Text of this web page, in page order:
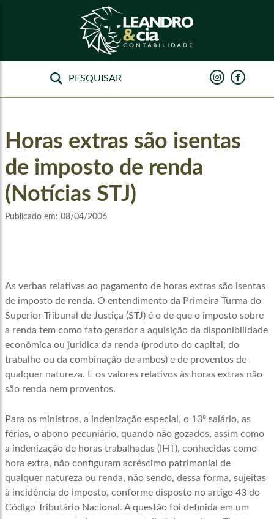
Horas extras são isentas
de imposto de renda
(Notícias STJ)
Publicado em: 08/04/2006
As verbas relativas ao pagamento de horas extras são isentas
de imposto de renda. O entendimento da Primeira Turma do
Superior Tribunal de Justiça (STJ) é o de que o imposto sobre
a renda tem como fato gerador a aquisição da disponibilidade
econômica ou jurídica da renda (produto do capital, do
trabalho ou da combinação de ambos) e de proventos de
qualquer natureza. E os valores relativos às horas extras não
são renda nem proventos.
Para os ministros, a indenização especial, o 13º salário, as
férias, o abono pecuniário, quando não gozados, assim como
a indenização de horas trabalhadas (IHT), conhecidas como
hora extra, não configuram acréscimo patrimonial de
qualquer natureza ou renda, não sendo, dessa forma, sujeitas
à incidência do imposto, conforme disposto no artigo 43 do
Código Tributário Nacional. A questão foi definida em um